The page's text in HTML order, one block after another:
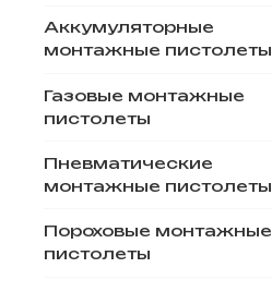
Аккумуляторные
монтажные пистолеты
Газовые монтажные
пистолеты
Пневматические
монтажные пистолеты
Пороховые монтажные
пистолеты